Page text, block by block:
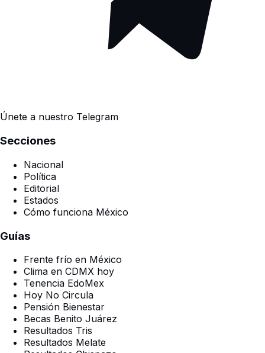
Únete a nuestro Telegram
Secciones
Nacional
Política
Editorial
Estados
Cómo funciona México
Guías
Frente frío en México
Clima en CDMX hoy
Tenencia EdoMex
Hoy No Circula
Pensión Bienestar
Becas Benito Juárez
Resultados Tris
Resultados Melate